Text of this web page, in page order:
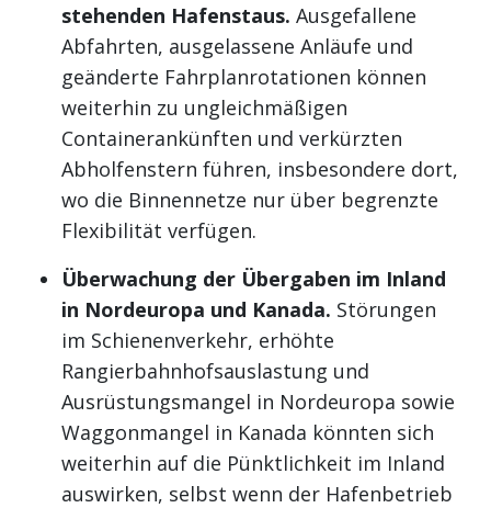
stehenden Hafenstaus. Ausgefallene
Abfahrten, ausgelassene Anläufe und
geänderte Fahrplanrotationen können
weiterhin zu ungleichmäßigen
Containerankünften und verkürzten
Abholfenstern führen, insbesondere dort,
wo die Binnennetze nur über begrenzte
Flexibilität verfügen.
Überwachung der Übergaben im Inland
in Nordeuropa und Kanada. Störungen
im Schienenverkehr, erhöhte
Rangierbahnhofsauslastung und
Ausrüstungsmangel in Nordeuropa sowie
Waggonmangel in Kanada könnten sich
weiterhin auf die Pünktlichkeit im Inland
auswirken, selbst wenn der Hafenbetrieb